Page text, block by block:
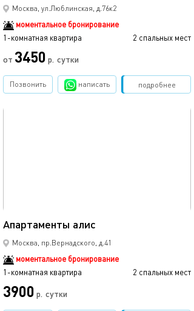
Москва, ул.Люблинская, д.76к2
моментальное бронирование
1-комнатная квартира
2 спальных мест
от 3450 р. сутки
подробнее
Позвонить написать Забронировать
Апартаменты алис
Москва, пр.Вернадского, д.41
моментальное бронирование
1-комнатная квартира
2 спальных мест
3900 р. сутки